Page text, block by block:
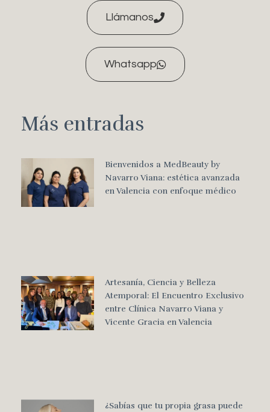
Llámanos
Whatsapp
Más entradas
Bienvenidos a MedBeauty by
Navarro Viana: estética avanzada
en Valencia con enfoque médico
Artesanía, Ciencia y Belleza
Atemporal: El Encuentro Exclusivo
entre Clínica Navarro Viana y
Vicente Gracia en Valencia
¿Sabías que tu propia grasa puede